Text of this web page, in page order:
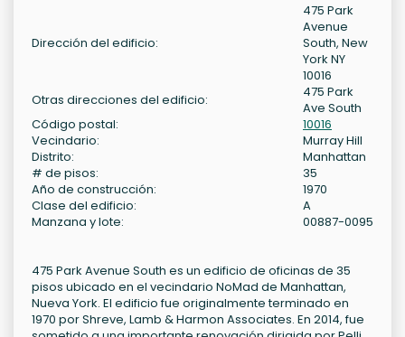
Dirección del edificio:
475 Park
Avenue
South, New
York NY
10016
Otras direcciones del edificio:
475 Park
Ave South
Código postal:
10016
Vecindario:
Murray Hill
Distrito:
Manhattan
# de pisos:
35
Año de construcción:
1970
Clase del edificio:
A
Manzana y lote:
00887-0095
475 Park Avenue South es un edificio de oficinas de 35
pisos ubicado en el vecindario NoMad de Manhattan,
Nueva York. El edificio fue originalmente terminado en
1970 por Shreve, Lamb & Harmon Associates. En 2014, fue